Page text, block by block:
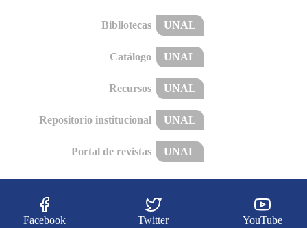
Bibliotecas UNAL
Catálogo UNAL
Recursos UNAL
Repositorio institucional UNAL
Portal de revistas UNAL
Facebook Twitter YouTube